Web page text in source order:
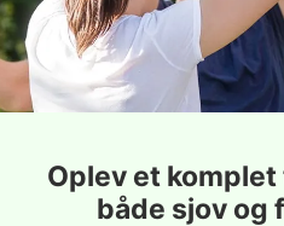
Oplev et
både sjov og